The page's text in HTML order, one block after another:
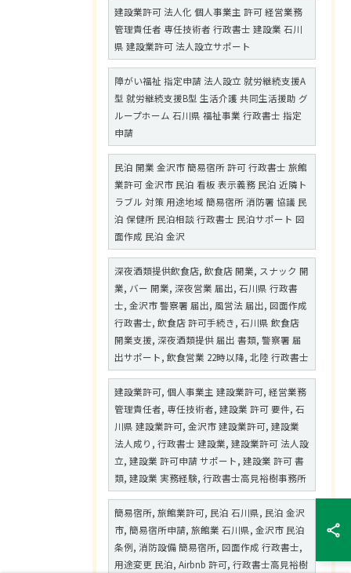
建設業許可 法人化 個人事業主 許可 経営業務
管理責任者 専任技術者 行政書士 建設業 石川
県 建設業許可 法人設立サポート
障がい福祉 指定申請 法人設立 就労継続支援A
型 就労継続支援B型 生活介護 共同生活援助 グ
ループホーム 石川県 福祉事業 行政書士 指定
申請
民泊 開業 金沢市 簡易宿所 許可 行政書士 旅館
業許可 金沢市 民泊 看板 表示義務 民泊 近隣ト
ラブル 対策 用途地域 簡易宿所 消防署 協議 民
泊 保健所 民泊相談 行政書士 民泊サポート 図
面作成 民泊 金沢
深夜酒類提供飲食店, 飲食店 開業, スナック 開
業, バー 開業, 深夜営業 届出, 石川県 行政書
士, 金沢市 警察署 届出, 風営法 届出, 図面作成
行政書士, 飲食店 許可手続き, 石川県 飲食店
開業支援, 深夜酒類提供 届出 書類, 警察署 届
出サポート, 飲食営業 22時以降, 北陸 行政書士
建設業許可, 個人事業主 建設業許可, 経営業務
管理責任者, 専任技術者, 建設業 許可 要件, 石
川県 建設業許可, 金沢市 建設業許可, 建設業
法人成り, 行政書士 建設業, 建設業許可 法人設
立, 建設業 許可申請 サポート, 建設業 許可 書
類, 建設業 実務経験, 行政書士高見裕樹事務所
簡易宿所, 旅館業許可, 民泊 石川県, 民泊 金沢
市, 簡易宿所申請, 旅館業 石川県, 金沢市 民泊
条例, 消防設備 簡易宿所, 図面作成 行政書士,
用途変更 民泊, Airbnb 許可, 行政書士高見裕樹